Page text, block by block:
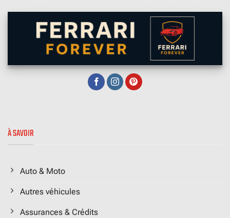
À SAVOIR
Auto & Moto
Autres véhicules
Assurances & Crédits